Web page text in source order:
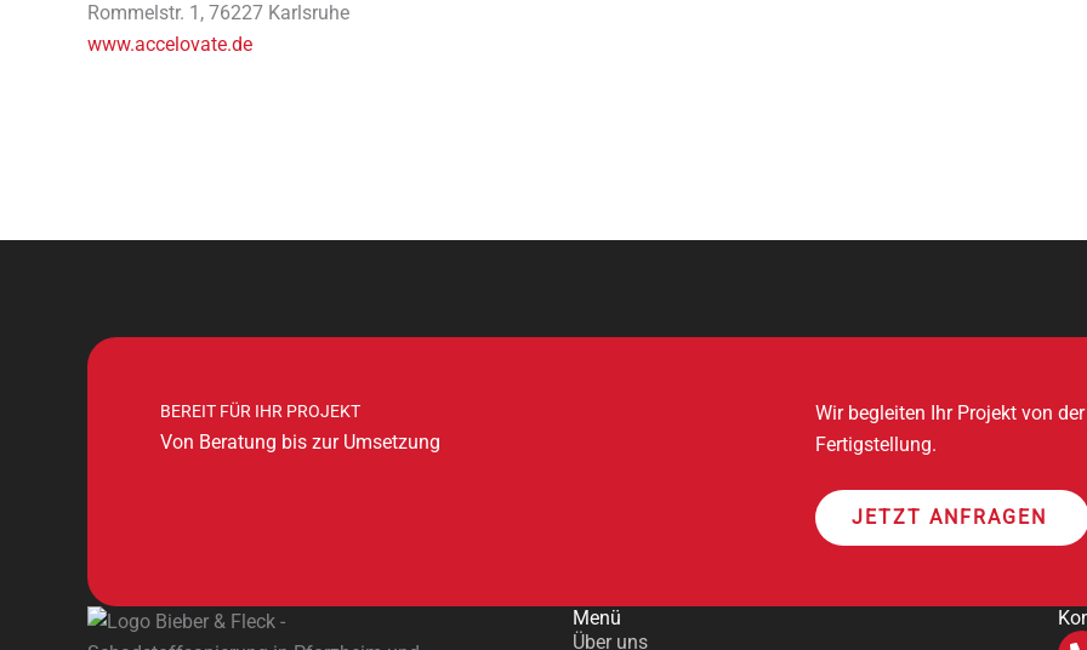
Rommelstr. 1, 76227 Karlsruhe
www.accelovate.de
BEREIT FÜR IHR PROJEKT
Von Beratung bis zur Umsetzung
Wir begleiten Ihr Projekt von
Fertigstellung.
JETZT ANFRAGEN
Menü
Über uns